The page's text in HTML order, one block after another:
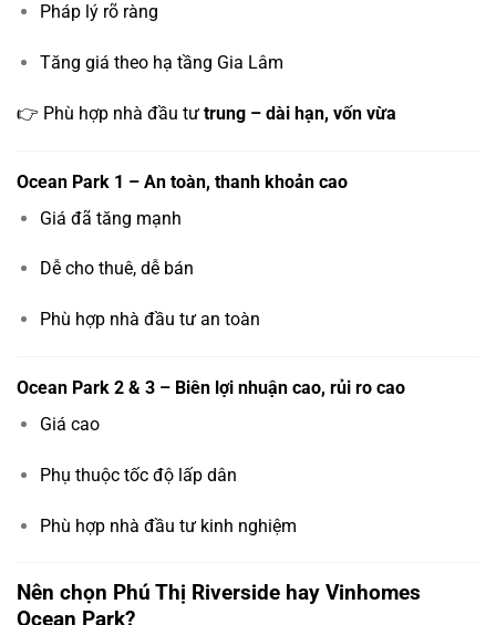
Pháp lý rõ ràng
Tăng giá theo hạ tầng Gia Lâm
👉 Phù hợp nhà đầu tư trung – dài hạn, vốn vừa
Ocean Park 1 – An toàn, thanh khoản cao
Giá đã tăng mạnh
Dễ cho thuê, dễ bán
Phù hợp nhà đầu tư an toàn
Ocean Park 2 & 3 – Biên lợi nhuận cao, rủi ro cao
Giá cao
Phụ thuộc tốc độ lấp dân
Phù hợp nhà đầu tư kinh nghiệm
Nên chọn Phú Thị Riverside hay Vinhomes
Ocean Park?